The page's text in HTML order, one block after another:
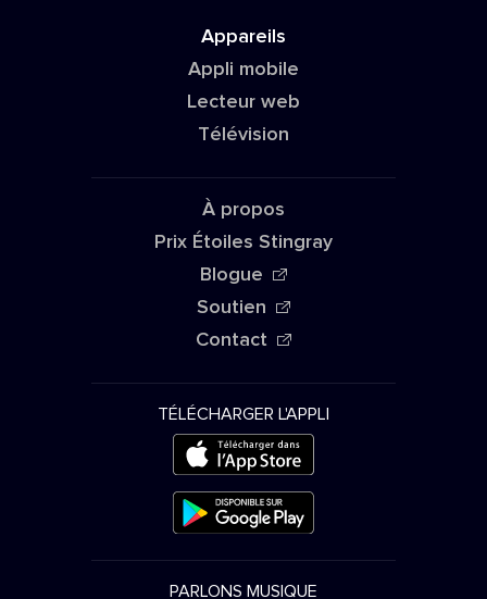
Appareils
Appli mobile
Lecteur web
Télévision
À propos
Prix Étoiles Stingray
Blogue
Soutien
Contact
TÉLÉCHARGER L'APPLI
PARLONS MUSIQUE